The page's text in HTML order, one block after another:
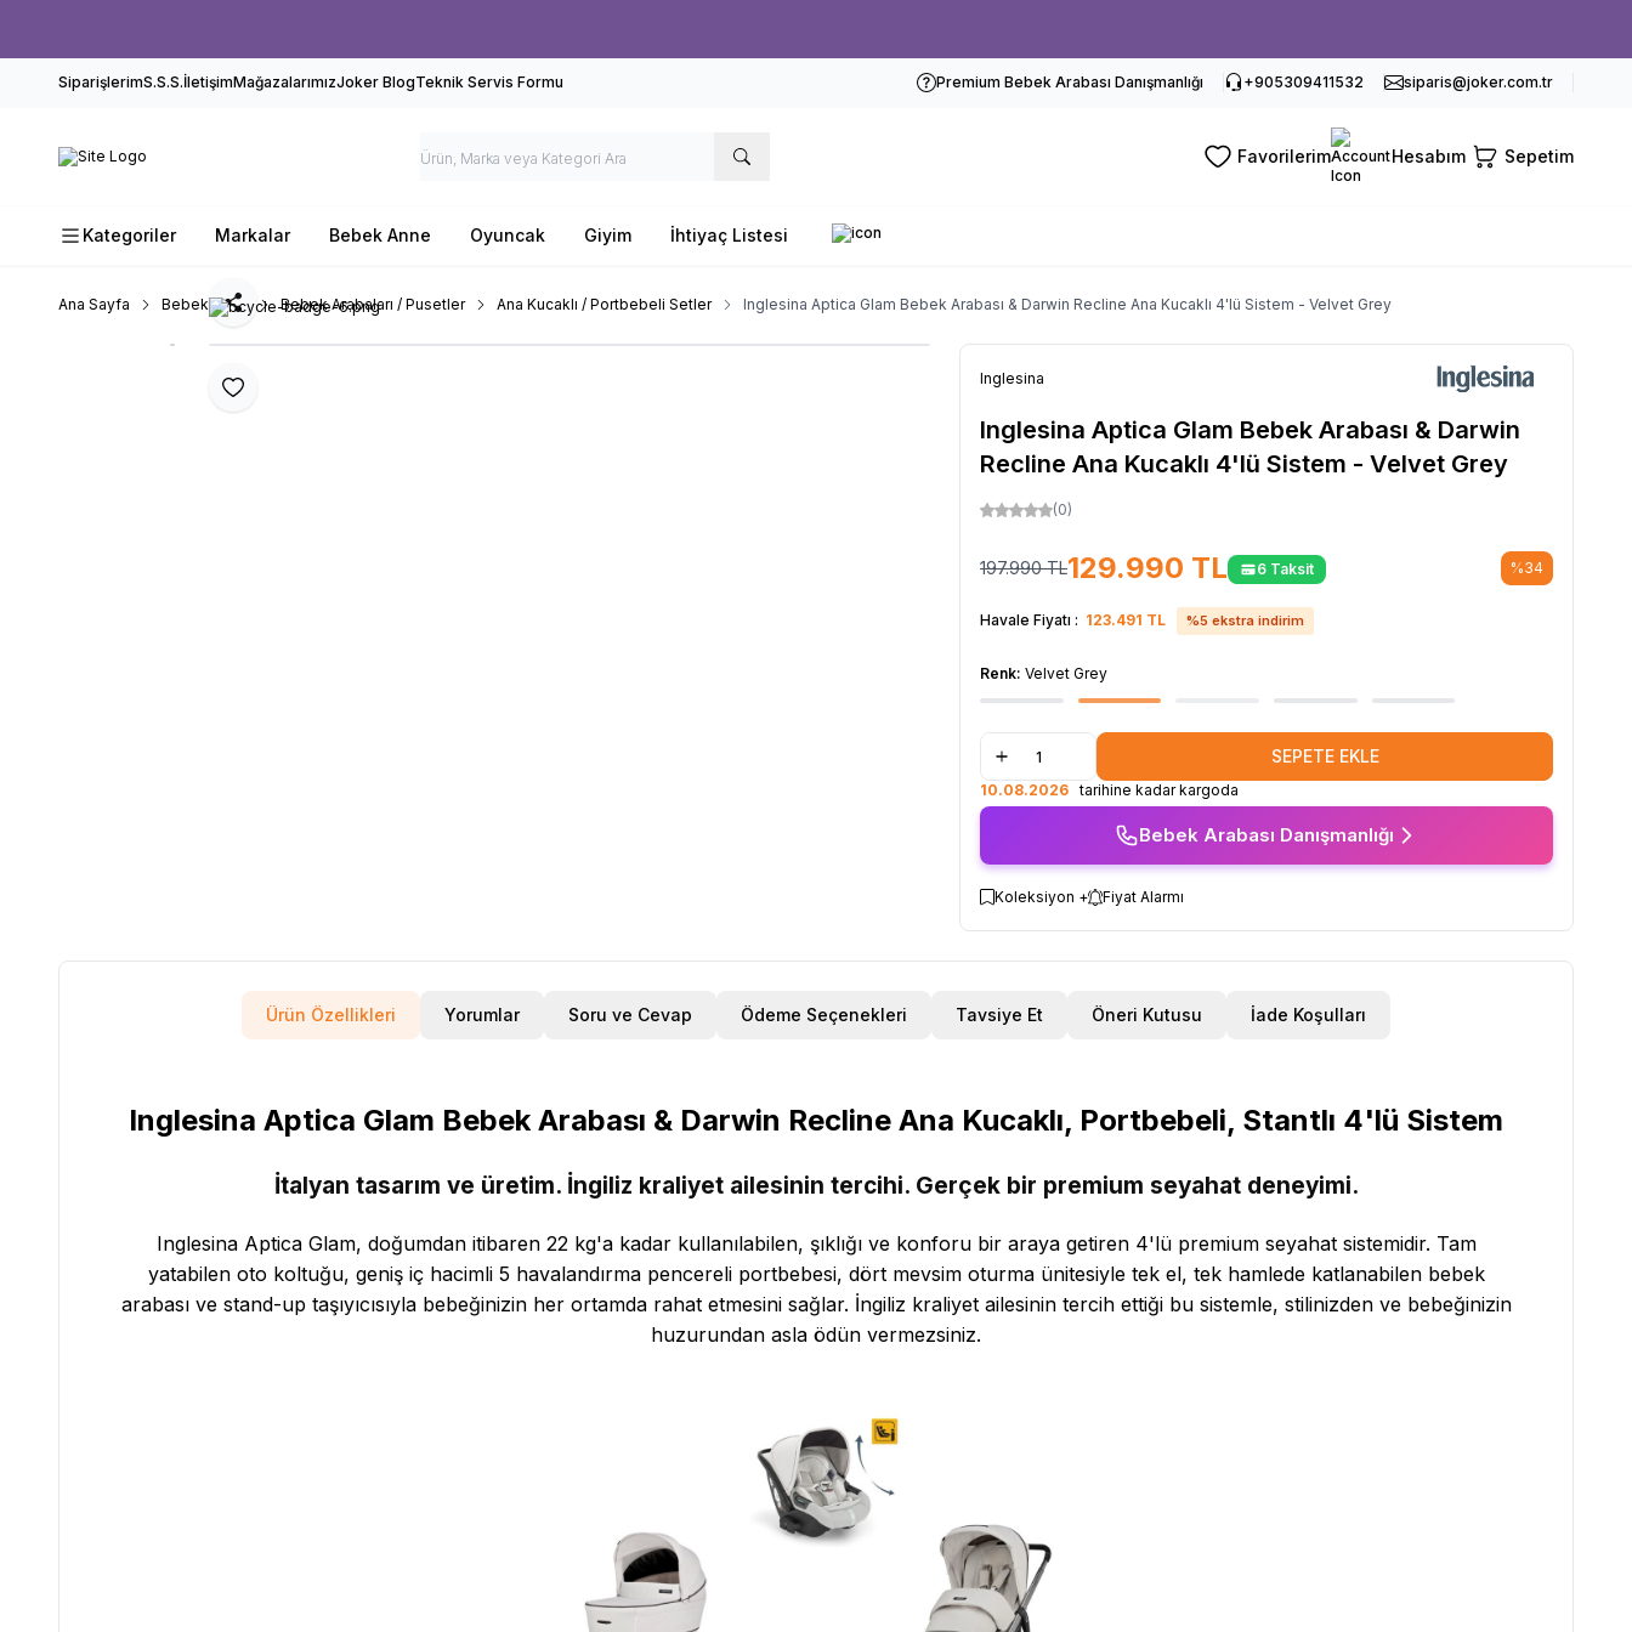
SiparişlerimS.S.S.İletişimMağazalarımızJoker BlogTeknik Servis Formu Premium Bebek Arabası Danışmanlığı +905309411532 siparis@joker.com.tr
Favorilerim Hesabım Sepetim
Kategoriler Markalar Bebek Anne Oyuncak Giyim İhtiyaç Listesi
Ana Sayfa Bebek Anne Bebek Arabaları / Pusetler Ana Kucaklı / Portbebeli Setler Inglesina Aptica Glam Bebek Arabası & Darwin Recline Ana Kucaklı 4'lü Sistem - Velvet Grey
Favoriye Ekle
Paylaş
Inglesina
Inglesina Aptica Glam Bebek Arabası & Darwin
Recline Ana Kucaklı 4'lü Sistem - Velvet Grey
(0)
197.990TL129.990 TL 6 Taksit %34
Havale Fiyatı : 123.491 TL %5 ekstra indirim
Renk: Velvet Grey
SEPETE EKLE
10.08.2026 tarihine kadar kargoda
Bebek Arabası Danışmanlığı
Koleksiyon + Fiyat Alarmı
Ürün Özellikleri Yorumlar Soru ve Cevap Ödeme Seçenekleri Tavsiye Et Öneri Kutusu İade Koşulları
Inglesina Aptica Glam Bebek Arabası & Darwin Recline Ana Kucaklı, Portbebeli, Stantlı 4'lü Sistem
İtalyan tasarım ve üretim. İngiliz kraliyet ailesinin tercihi. Gerçek bir premium seyahat deneyimi.
Inglesina Aptica Glam, doğumdan itibaren 22 kg'a kadar kullanılabilen, şıklığı ve konforu bir araya getiren 4'lü premium seyahat sistemidir. Tam
yatabilen oto koltuğu, geniş iç hacimli 5 havalandırma pencereli portbebesi, dört mevsim oturma ünitesiyle tek el, tek hamlede katlanabilen bebek
arabası ve stand-up taşıyıcısıyla bebeğinizin her ortamda rahat etmesini sağlar. İngiliz kraliyet ailesinin tercih ettiği bu sistemle, stilinizden ve bebeğinizin
huzurundan asla ödün vermezsiniz.